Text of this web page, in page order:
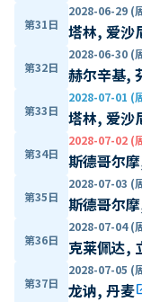
第31日
2028-06-29 (
塔林, 爱沙
第32日
2028-06-30 (
赫尔辛基,
第33日
2028-07-01 (
塔林, 爱沙
第34日
2028-07-02 (
斯德哥尔
第35日
2028-07-03 (
斯德哥尔
第36日
2028-07-04 (
克莱佩达,
第37日
2028-07-05 (
龙讷, 丹麦